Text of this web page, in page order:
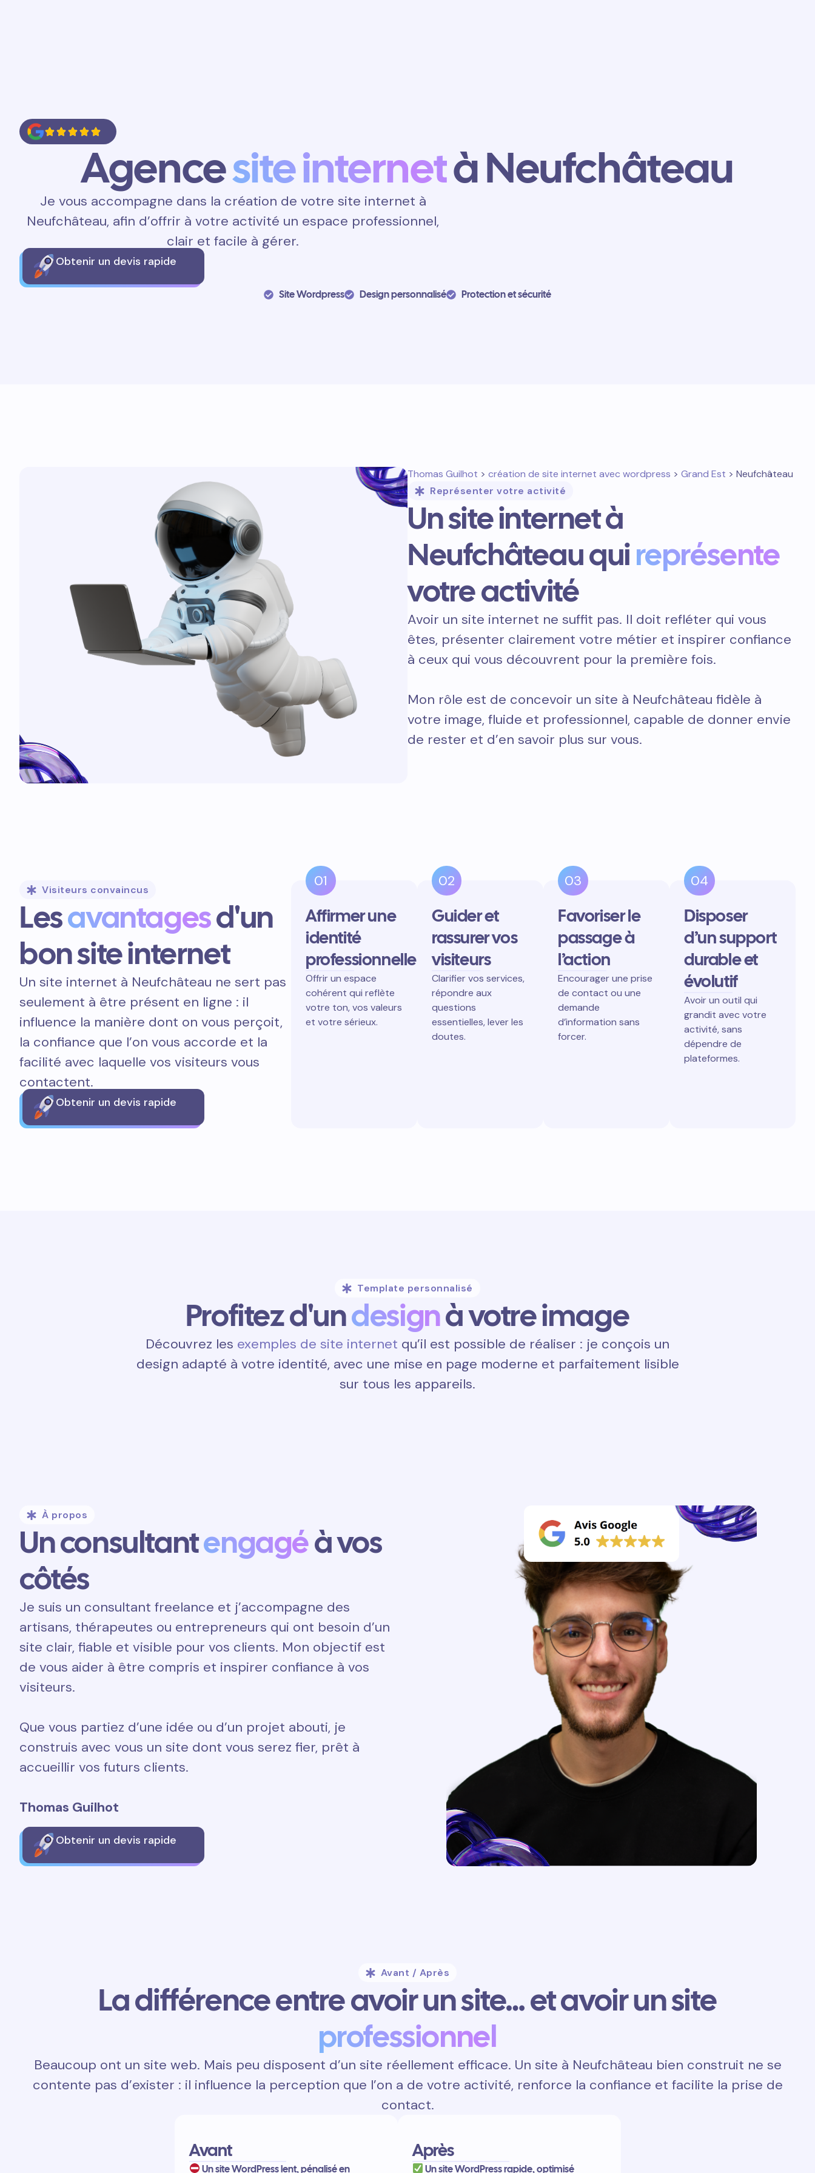
Agencesite internetà Neufchâteau
Je vous accompagne dans la création de votre site internet à
Neufchâteau, afin d’offrir à votre activité un espace professionnel,
clair et facile à gérer.
Obtenir un devis rapide
Site Wordpress Design personnalisé Protection et sécurité
Thomas Guilhot > création de site internet avec wordpress > Grand Est > Neufchâteau
Représenter votre activité
Un site internet à
Neufchâteau quireprésente
votre activité
Avoir un site internet ne suffit pas. Il doit refléter qui vous
êtes, présenter clairement votre métier et inspirer confiance
à ceux qui vous découvrent pour la première fois.
Mon rôle est de concevoir un site à Neufchâteau fidèle à
votre image, fluide et professionnel, capable de donner envie
de rester et d’en savoir plus sur vous.
Visiteurs convaincus
Lesavantagesd'un
bon site internet
Un site internet à Neufchâteau ne sert pas
seulement à être présent en ligne : il
influence la manière dont on vous perçoit,
la confiance que l’on vous accorde et la
facilité avec laquelle vos visiteurs vous
contactent.
Obtenir un devis rapide
01
Affirmer une
identité
professionnelle
Offrir un espace
cohérent qui reflète
votre ton, vos valeurs
et votre sérieux.
02
Guider et
rassurer vos
visiteurs
Clarifier vos services,
répondre aux
questions
essentielles, lever les
doutes.
03
Favoriser le
passage à
l’action
Encourager une prise
de contact ou une
demande
d’information sans
forcer.
04
Disposer
d’un support
durable et
évolutif
Avoir un outil qui
grandit avec votre
activité, sans
dépendre de
plateformes.
Template personnalisé
Profitez d'undesignà votre image
Découvrez les exemples de site internet qu’il est possible de réaliser : je conçois un
design adapté à votre identité, avec une mise en page moderne et parfaitement lisible
sur tous les appareils.
À propos
Un consultantengagéà vos
côtés
Je suis un consultant freelance et j’accompagne des
artisans, thérapeutes ou entrepreneurs qui ont besoin d’un
site clair, fiable et visible pour vos clients. Mon objectif est
de vous aider à être compris et inspirer confiance à vos
visiteurs.
Que vous partiez d’une idée ou d’un projet abouti, je
construis avec vous un site dont vous serez fier, prêt à
accueillir vos futurs clients.
Thomas Guilhot
Obtenir un devis rapide
Avant / Après
La différence entre avoir un site… et avoir un site
professionnel
Beaucoup ont un site web. Mais peu disposent d’un site réellement efficace. Un site à Neufchâteau bien construit ne se
contente pas d’exister : il influence la perception que l’on a de votre activité, renforce la confiance et facilite la prise de
contact.
Avant
Un site WordPress lent, pénalisé en
Après
Un site WordPress rapide, optimisé